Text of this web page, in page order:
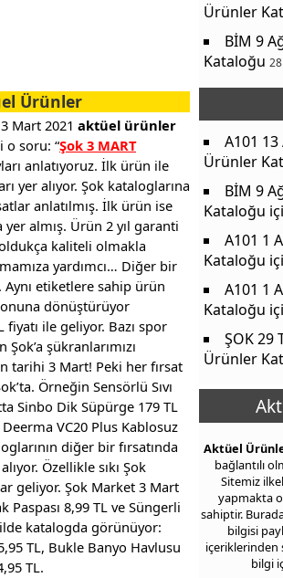
Ürünler
Mart 2021 aktüel ürünler
o soru: “Şok 3 MART
anlatıyoruz. İlk ürün ile
yer alıyor. Şok kataloglarına
anlatılmış. İlk ürün ise
yer almış. Ürün 2 yıl garanti
kaliteli olmakla
yardımcı… Diğer bir
Aynı etiketlere sahip ürün
dönüştürüyor
ile geliyor. Bazı spor
şükranlarımızı
tarihi 3 Mart! Peki her fırsat
Örneğin Sensörlü Sıvı
Sinbo Dik Süpürge 179 TL
VC20 Plus Kablosuz
diğer bir fırsatında
Özellikle sıkı Şok
geliyor. Şok Market 3 Mart
8,99 TL ve Süngerli
katalogda görünüyor:
TL, Bukle Banyo Havlusu
TL.
Ürünler
BİM 9
Kataloğu
A101
Ürünler
BİM 9
Kataloğu
A101 1
Kataloğu
A101 1
Kataloğu
ŞOK 29
Ürünler
Aktüel
bağlantılı
Sitemiz
yapmakta
sahiptir.
bilgisi
bilgi